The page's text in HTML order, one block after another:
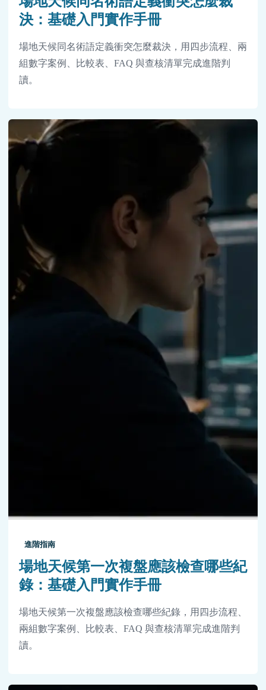
決：基礎入門實作手冊
場地天候同名術語定義衝突怎麼裁決，用四步流程、兩
組數字案例、比較表、FAQ 與查核清單完成進階判
讀。
進階指南
場地天候第一次複盤應該檢查哪些紀
錄：基礎入門實作手冊
場地天候第一次複盤應該檢查哪些紀錄，用四步流程、
兩組數字案例、比較表、FAQ 與查核清單完成進階判
讀。